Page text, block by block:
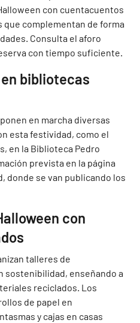
con cuentacuentos
complementan de forma
Consulta el aforo
con tiempo suficiente.
bibliotecas
en marcha diversas
esta festividad, como el
en la Biblioteca Pedro
prevista en la página
donde se van publicando los
con
talleres de
sostenibilidad, enseñando a
reciclados. Los
de papel en
y cajas en casas